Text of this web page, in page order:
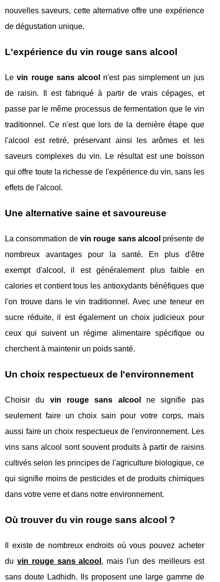
nouvelles saveurs, cette alternative offre une expérience
de dégustation unique.
L'expérience du vin rouge sans alcool
Levin rouge sans alcool
n'est pas simplement un jus
de raisin. Il est fabriqué à partir de vrais cépages, et
passe par le même processus de fermentation que le vin
traditionnel. Ce n'est que lors de la dernière étape que
l'alcool est retiré, préservant ainsi les arômes et les
saveurs complexes du vin. Le résultat est une boisson
qui offre toute la richesse de l'expérience du vin, sans les
effets de l'alcool.
Une alternative saine et savoureuse
La consommation de vin rouge sans alcool présente de
nombreux avantages pour la santé. En plus d'être
exempt d'alcool, il est généralement plus faible en
calories et contient tous les antioxydants bénéfiques que
l'on trouve dans le vin traditionnel. Avec une teneur en
sucre réduite, il est également un choix judicieux pour
ceux qui suivent un régime alimentaire spécifique ou
cherchent à maintenir un poids santé.
Un choix respectueux de l'environnement
Choisir du vin rouge sans alcool
ne signifie pas
seulement faire un choix sain pour votre corps, mais
aussi faire un choix respectueux de l'environnement. Les
vins sans alcool sont souvent produits à partir de raisins
cultivés selon les principes de l'agriculture biologique, ce
qui signifie moins de pesticides et de produits chimiques
dans votre verre et dans notre environnement.
Où trouver du vin rouge sans alcool ?
Il existe de nombreux endroits où vous pouvez acheter
du vin rouge sans alcool , mais l'un des meilleurs est
sans doute Ladhidh. Ils proposent une large gamme de